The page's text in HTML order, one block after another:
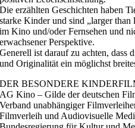
Die erzählten Geschichten haben
starke Kinder und sind „larger
im Kino und/oder Fernsehen und
erwachsener Perspektive.
Generell ist darauf zu achten, dass
und Originalität ein möglichst
DER BESONDERE
AG Kino – Gilde der deutschen
Verband unabhängiger
Filmverleih und Audiovisuelle